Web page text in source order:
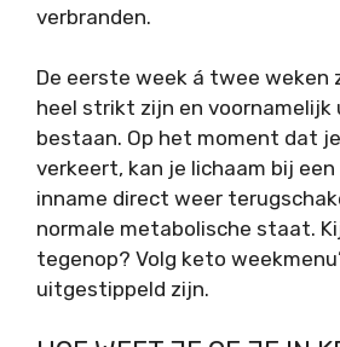
verbranden.
De eerste week á twee weken
heel strikt zijn en
bestaan. Op het moment dat
verkeert, kan je lichaam bij
inname direct weer
normale metabolische staat.
tegenop? Volg keto
uitgestippeld zijn.